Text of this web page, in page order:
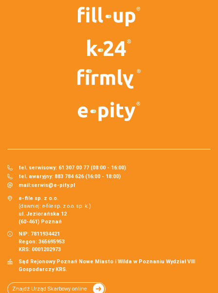
tel. serwisowy: 61 307 00 77 (08:00 - 16:00)
tel. awaryjny: 883 784 626 (16:00 - 18:00)
mail:serwis@e-pity.pl
e-file sp. z o.o.
(dawniej: e-file sp. z o.o. sp. k.)
ul. Jeziorańska 12
(60-461) Poznań
NIP: 7811934421
Regon: 365695953
KRS: 0001202973
Sąd Rejonowy Poznań Nowe Miasto i Wilda w Poznaniu Wydział VIII
Gospodarczy KRS.
Znajdź Urząd Skarbowy online